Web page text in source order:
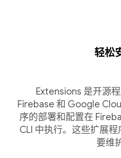
轻松
Extensions 是开源
Firebase 和 Google
序的部署和配置在
CLI 中执行。这些扩展
要维